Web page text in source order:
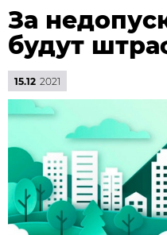
За
будут
15.12 2021